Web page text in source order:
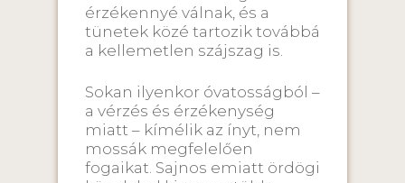
érzékennyé válnak, és a
tünetek közé tartozik továbbá
a kellemetlen szájszag is.
Sokan ilyenkor óvatosságból –
a vérzés és érzékenység
miatt – kímélik az ínyt, nem
mossák megfelelően
fogaikat. Sajnos emiatt ördögi